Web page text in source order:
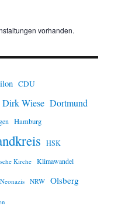
vorhanden.
CDU
Dirk Wiese Dortmund
Hamburg
HSK
Kirche Klimawandel
Neonazis NRW Olsberg